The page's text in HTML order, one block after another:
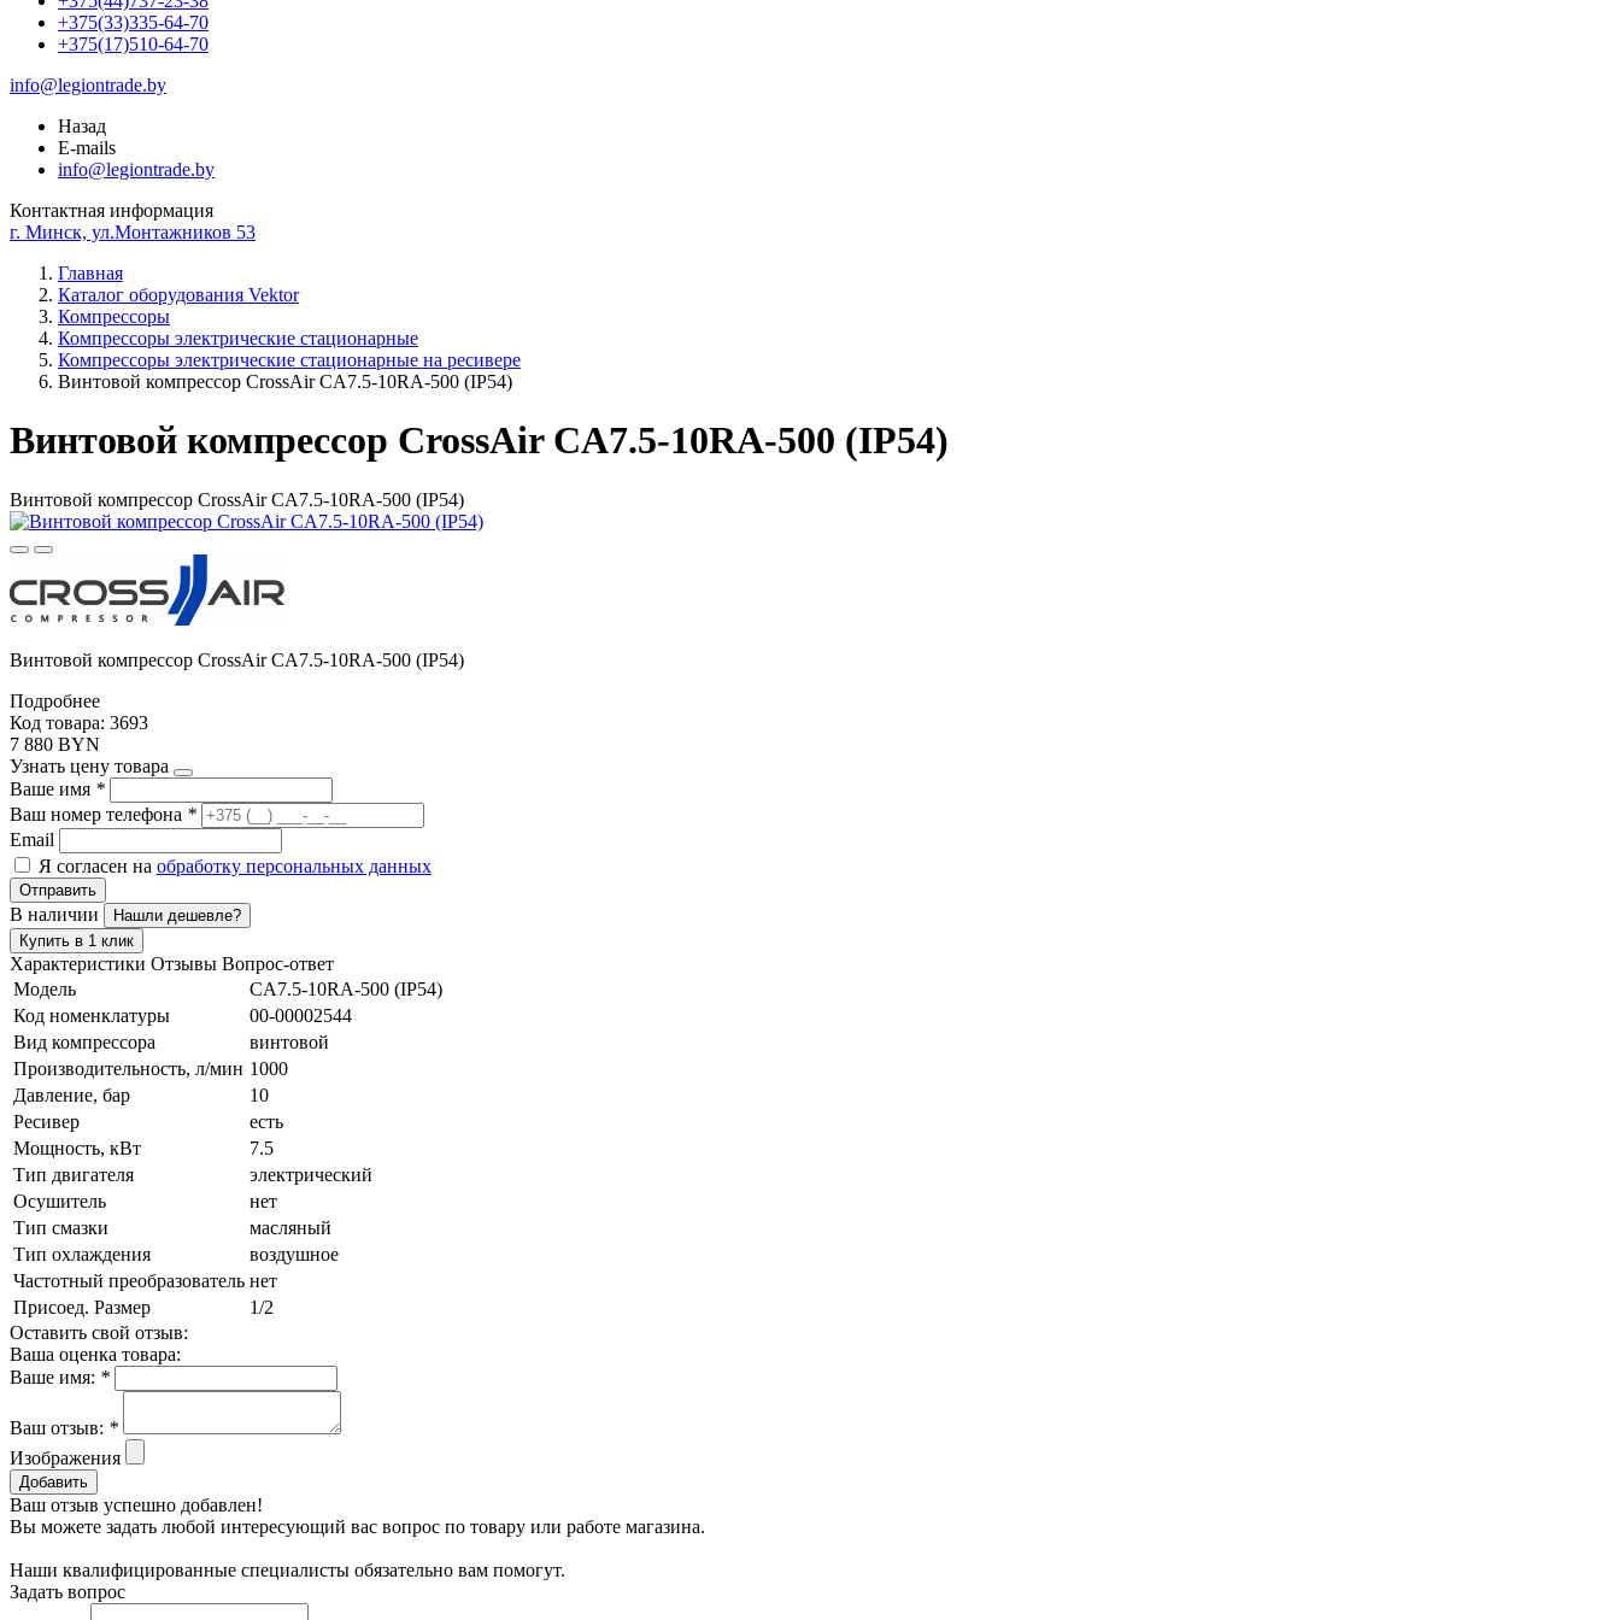
+375(33)335-64-70
+375(17)510-64-70
info@legiontrade.by
Назад
E-mails
info@legiontrade.by
Контактная информация
г. Минск, ул.Монтажников 53
Главная
Каталог оборудования Vektor
Компрессоры
Компрессоры электрические стационарные
Компрессоры электрические стационарные на ресивере
Винтовой компрессор CrossAir CA7.5-10RA-500 (IP54)
Винтовой компрессор CrossAir CA7.5-10RA-500 (IP54)
Винтовой компрессор CrossAir CA7.5-10RA-500 (IP54)
Винтовой компрессор CrossAir CA7.5-10RA-500 (IP54)
Подробнее
Код товара: 3693
7 880 BYN
Узнать цену товара
Ваше имя *
Ваш номер телефона *
Email
Я согласен на обработку персональных данных
Отправить
В наличии
Нашли дешевле?
Купить в 1 клик
Характеристики Отзывы Вопрос-ответ
Модель
CA7.5-10RA-500 (IP54)
Код номенклатуры
00-00002544
Вид компрессора
винтовой
Производительность, л/мин 1000
Давление, бар
10
Ресивер
есть
Мощность, кВт
7.5
Тип двигателя
электрический
Осушитель
нет
Тип смазки
масляный
Тип охлаждения
воздушное
Частотный преобразователь нет
Присоед. Размер
1/2
Оставить свой отзыв:
Ваша оценка товара:
Ваше имя: *
Ваш отзыв: *
Изображения
Добавить
Ваш отзыв успешно добавлен!
Вы можете задать любой интересующий вас вопрос по товару или работе магазина.
Наши квалифицированные специалисты обязательно вам помогут.
Задать вопрос